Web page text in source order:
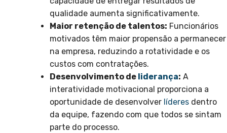
qualidade aumenta significativamente.
Maior retenção de talentos: Funcionários
motivados têm maior propensão a permanecer
na empresa, reduzindo a rotatividade e os
custos com contratações.
Desenvolvimento de liderança: A
interatividade motivacional proporciona a
oportunidade de desenvolver líderes dentro
da equipe, fazendo com que todos se sintam
parte do processo.